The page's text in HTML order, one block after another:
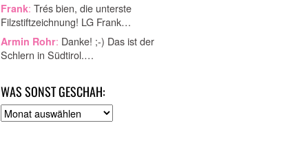
Frank: Trés bien, die unterste
Filzstiftzeichnung! LG Frank…
Armin Rohr: Danke! ;-) Das ist der
Schlern in Südtirol.…
WAS SONST GESCHAH:
A